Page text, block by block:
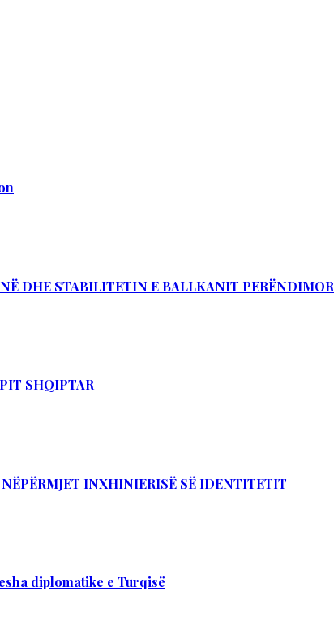
DHE STABILITETIN E BALLKANIT PERËNDIMOR
SHQIPTAR
INXHINIERISË SË IDENTITETIT
diplomatike e Turqisë